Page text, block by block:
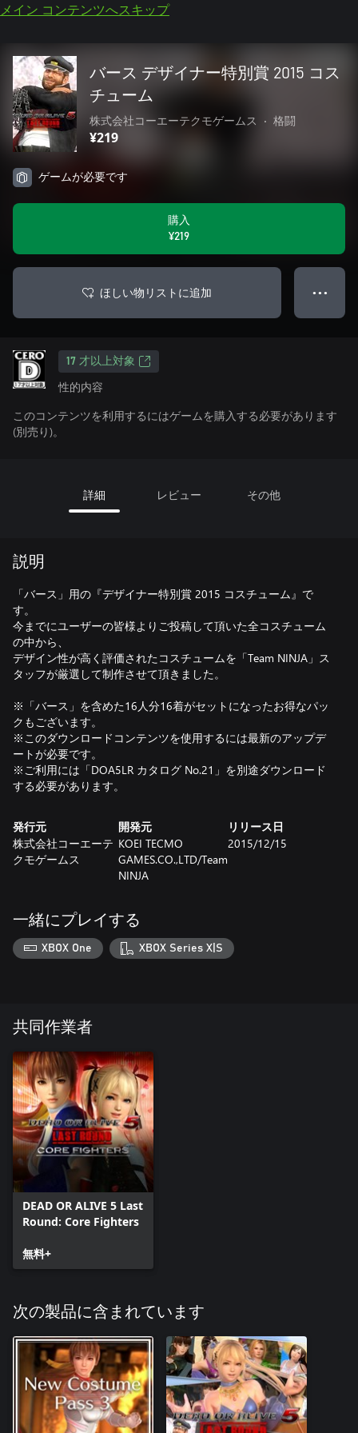
メイン コンテンツへスキップ
バース デザイナー特別賞 2015 コス
チューム
株式会社コーエーテクモゲームス • 格闘
¥219
ゲームが必要です
購入
¥219
ほしい物リストに追加 ● ● ●
17 才以上対象
性的内容
このコンテンツを利用するにはゲームを購入する必要があります
(別売り)。
詳細 レビュー その他
説明
「バース」用の『デザイナー特別賞 2015 コスチューム』で
す。
今までにユーザーの皆様よりご投稿して頂いた全コスチューム
の中から、
デザイン性が高く評価されたコスチュームを「Team NINJA」ス
タッフが厳選して制作させて頂きました。
※「バース」を含めた16人分16着がセットになったお得なパッ
クもございます。
※このダウンロードコンテンツを使用するには最新のアップデ
ートが必要です。
※ご利用には「DOA5LR カタログ No.21」を別途ダウンロード
する必要があります。
発行元
株式会社コーエーテ
クモゲームス
開発元
KOEI TECMO
GAMES.CO.,LTD/Team
NINJA
リリース日
2015/12/15
一緒にプレイする
XBOX One XBOX Series X|S
共同作業者
DEAD OR ALIVE 5 Last
Round: Core Fighters
無料+
次の製品に含まれています